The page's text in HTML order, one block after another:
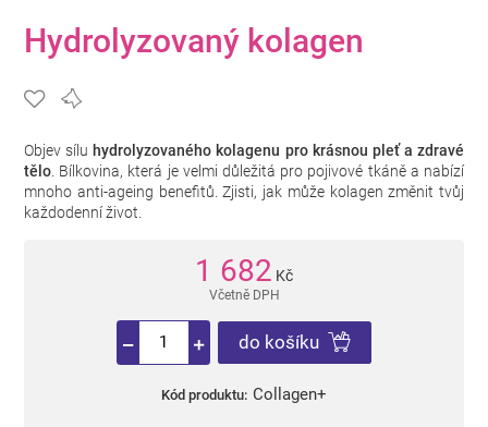
Hydrolyzovaný kolagen
Objev sílu hydrolyzovaného kolagenu pro krásnou pleť a zdravé
tělo. Bílkovina, která je velmi důležitá pro pojivové tkáně a nabízí
mnoho anti-ageing benefitů. Zjisti, jak může kolagen změnit tvůj
každodenní život.
1 682 Kč
Včetně DPH
do košíku
Kód produktu: Collagen+